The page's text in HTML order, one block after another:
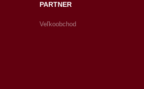
PARTNER
Veľkoobchod